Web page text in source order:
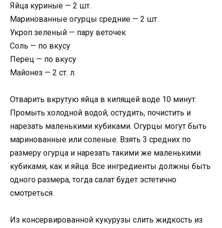
Яйца куриные — 2 шт.
Маринованные огурцы средние — 2 шт.
Укроп зеленый — пару веточек
Соль — по вкусу
Перец — по вкусу
Майонез — 2 ст. л.
Отварить вкрутую яйца в кипящей воде 10 минут.
Промыть холодной водой, остудить, почистить и
нарезать маленькими кубиками. Огурцы могут быть
маринованные или соленые. Взять 3 средних по
размеру огурца и нарезать такими же маленькими
кубиками, как и яйца. Все ингредиенты должны быть
одного размера, тогда салат будет эстетично
смотреться.
Из консервированной кукурузы слить жидкость из